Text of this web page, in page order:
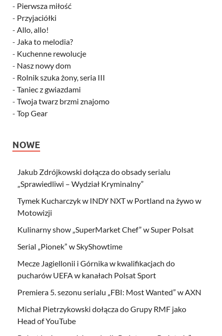
- Pierwsza miłość
- Przyjaciółki
- Allo, allo!
- Jaka to melodia?
- Kuchenne rewolucje
- Nasz nowy dom
- Rolnik szuka żony, seria III
- Taniec z gwiazdami
- Twoja twarz brzmi znajomo
- Top Gear
NOWE
Jakub Zdrójkowski dołącza do obsady serialu
„Sprawiedliwi – Wydział Kryminalny”
Tymek Kucharczyk w INDY NXT w Portland na żywo w
Motowizji
Kulinarny show „SuperMarket Chef” w Super Polsat
Serial „Pionek” w SkyShowtime
Mecze Jagiellonii i Górnika w kwalifikacjach do
pucharów UEFA w kanałach Polsat Sport
Premiera 5. sezonu serialu „FBI: Most Wanted” w AXN
Michał Pietrzykowski dołącza do Grupy RMF jako
Head of YouTube